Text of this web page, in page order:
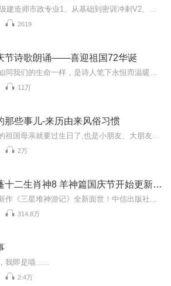
2619
节诗歌朗诵——喜迎祖国72华诞
11万
那些事儿-来历由来风俗习惯
2万
小猪屏蓬十二生肖神8 羊神篇国庆节开始更新啦！
314.8万
我即是喵......
2.4万